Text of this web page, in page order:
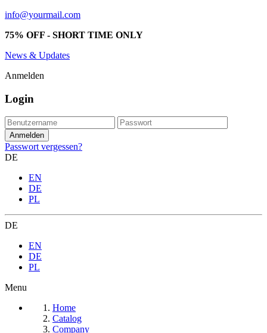
info@yourmail.com
75% OFF - SHORT TIME ONLY
News & Updates
Anmelden
Login
Passwort vergessen?
DE
EN
DE
PL
DE
EN
DE
PL
Menu
Home
Catalog
Company